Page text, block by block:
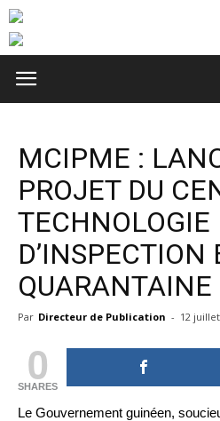
MCIPME :
PROJET DU
TECHNOLOGIE
D’INSPECTION
QUARANTAINE
Par Directeur de Publication - 12
0
SHARES
Le Gouvernement guinéen,